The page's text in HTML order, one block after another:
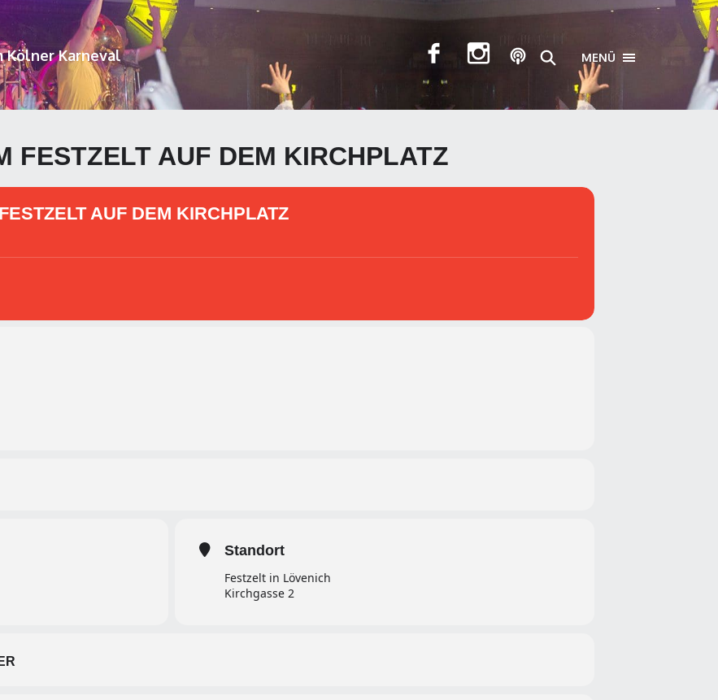
Kölner Karneval MENÜ TOGGLE
FESTZELT AUF DEM KIRCHPLATZ
AUF DEM KIRCHPLATZ
Standort
Festzelt in Lövenich
Kirchgasse 2